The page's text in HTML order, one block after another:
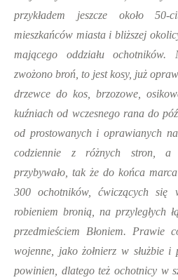
przykładem jeszcze około
mieszkańców miasta i bliższej
mającego oddziału
zwożono broń, to jest kosy, już
drzewce do kos, brzozowe,
kuźniach od wczesnego rana do
od prostowanych i oprawianych
codziennie z różnych stron, a
przybywało, tak że do końca
300 ochotników, ćwiczących się
robieniem bronią, na przyległych
przedmieściem Błoniem. Prawie
wojenne, jako żołnierz w służbie i
powinien, dlatego też ochotnicy w